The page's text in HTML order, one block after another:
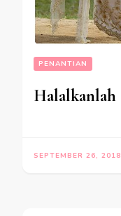
PENANTIAN
SEPTEMBER 26, 2018